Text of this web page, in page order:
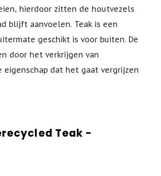
hierdoor zitten de houtvezels
blijft aanvoelen. Teak is een
geschikt is voor buiten. De
door het verkrijgen van
dat het gaat vergrijzen
Teak -